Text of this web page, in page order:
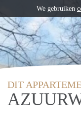
DIT
We gebruiken